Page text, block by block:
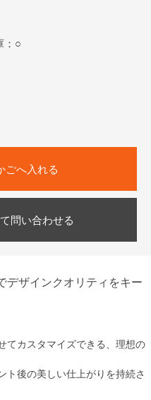
：○
ごへ入れる
問い合わせる
デザインクオリティをキー
てカスタマイズできる、理想の
ト後の美しい仕上がりを持続さ